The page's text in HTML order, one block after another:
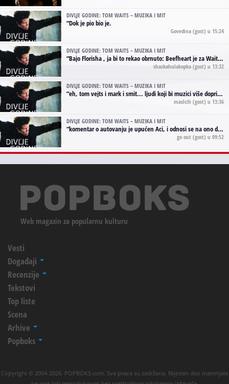
DIVLJE GODINE: TOM WAITS – MUZIKA I MIT
“Dok je pio bio je.
Govedina (gost) u 15:24
DIVLJE GODINE: TOM WAITS – MUZIKA I MIT
“Bajo Florisha , ja bi to rekao obrnuto: Beefheart je za Waitsa, isto sto i Hendrix za Lenny Kravitza
shazkahulakopka (gost) u 13:32
DIVLJE GODINE: TOM WAITS – MUZIKA I MIT
“eh, tom vejts i mark i smit... ljudi koji bi muzici više doprineli da su radili kao vozači tramvaja u gsp-u.
maslcih (gost) u 13:36
DIVLJE GODINE: TOM WAITS – MUZIKA I MIT
“komentar o autovanju je upućen Aci, i odnosi se na ono drugo autovanje...'senzualnost Waitsa' ;)
go out (gost) u 09:52
Web magazin za popularnu kulturu
Vesti
Događaji
Recenzije
Tekstovi
Top liste
Scena
Arhive
Popboks
Copyright © 2004-2026. POPBOKS.com. Sva prava su zadržana. Nijedan deo materijala